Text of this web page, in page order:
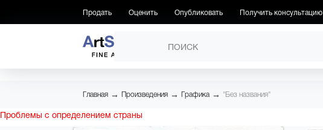
Продать Оценить Опубликовать Получить консультацию
ПРОИЗВЕДЕНИЯ
Главная → Произведения → Графика → "Без названия"
Проблемы с определением страны